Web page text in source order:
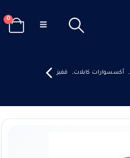
0
, أكسسوارات كابلات, قفيز